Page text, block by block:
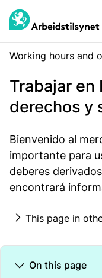
main
content
Working hours and
Trabajar en
derechos y
Bienvenido al
importante para
deberes
encontrará
This page in
On this page